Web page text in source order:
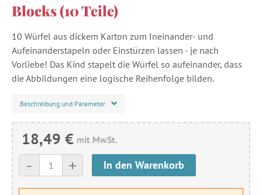
Blocks (10 Teile)
10 Würfel aus dickem Karton zum Ineinander- und
Aufeinanderstapeln oder Einstürzen lassen - je nach
Vorliebe! Das Kind stapelt die Würfel so aufeinander, dass
die Abbildungen eine logische Reihenfolge bilden.
Beschreibung und Parameter
18,49 € mit MwSt.
+
- In den Warenkorb